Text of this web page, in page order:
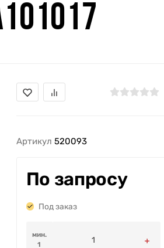
Артикул 520093
По запросу
Под заказ
мин.
1